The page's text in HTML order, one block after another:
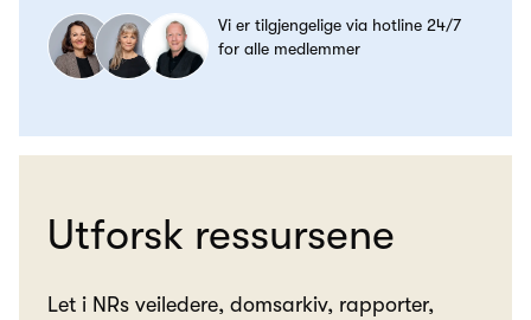
Vi er tilgjengelige via hotline 24/7
for alle medlemmer
Utforsk ressursene
Let i NRs veiledere, domsarkiv, rapporter,